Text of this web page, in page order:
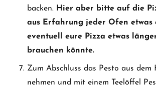
backen. Hier aber bitte auf die
aus Erfahrung jeder Ofen etwas
eventuell eure Pizza etwas
brauchen könnte.
Zum Abschluss das Pesto aus dem
nehmen und mit einem Teelöffel